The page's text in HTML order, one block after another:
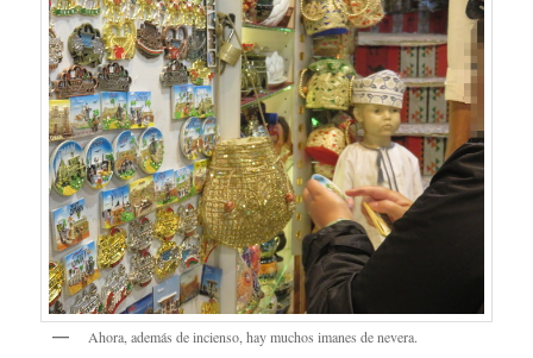
Ahora, además de incienso, hay muchos imanes de nevera.